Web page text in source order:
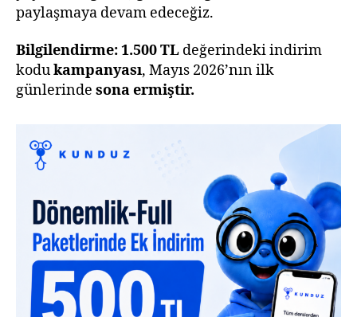
paylaşmaya devam edeceğiz.
Bilgilendirme:1.500 TL değerindeki indirim
kodukampanyası, Mayıs 2026’nın ilk
günlerinde sona ermiştir.